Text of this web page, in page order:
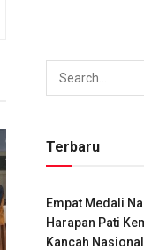
Terbaru
Empat Medali
Harapan Pati
Kancah Nasional